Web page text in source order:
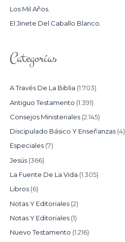
:Los Mil Años.
El Jinete Del Caballo Blanco.
Categorías
A Través De La Biblia (1.703)
Antiguo Testamento (1.391)
Consejos Ministeriales (2.145)
Discipulado Básico Y Enseñanzas (4)
Especiales (7)
Jesús (366)
La Fuente De La Vida (1.305)
Libros (6)
Notas Y Editoriales (2)
Notas Y Editoriales (1)
Nuevo Testamento (1.216)